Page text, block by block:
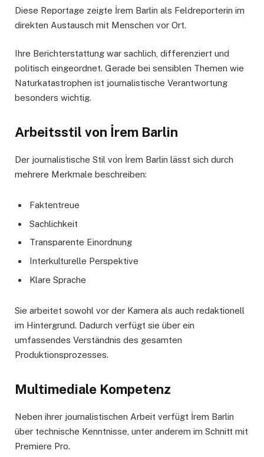
Diese Reportage zeigte İrem Barlin als Feldreporterin im
direkten Austausch mit Menschen vor Ort.
Ihre Berichterstattung war sachlich, differenziert und
politisch eingeordnet. Gerade bei sensiblen Themen wie
Naturkatastrophen ist journalistische Verantwortung
besonders wichtig.
Arbeitsstil von İrem Barlin
Der journalistische Stil von İrem Barlin lässt sich durch
mehrere Merkmale beschreiben:
Faktentreue
Sachlichkeit
Transparente Einordnung
Interkulturelle Perspektive
Klare Sprache
Sie arbeitet sowohl vor der Kamera als auch redaktionell
im Hintergrund. Dadurch verfügt sie über ein
umfassendes Verständnis des gesamten
Produktionsprozesses.
Multimediale Kompetenz
Neben ihrer journalistischen Arbeit verfügt İrem Barlin
über technische Kenntnisse, unter anderem im Schnitt mit
Premiere Pro.